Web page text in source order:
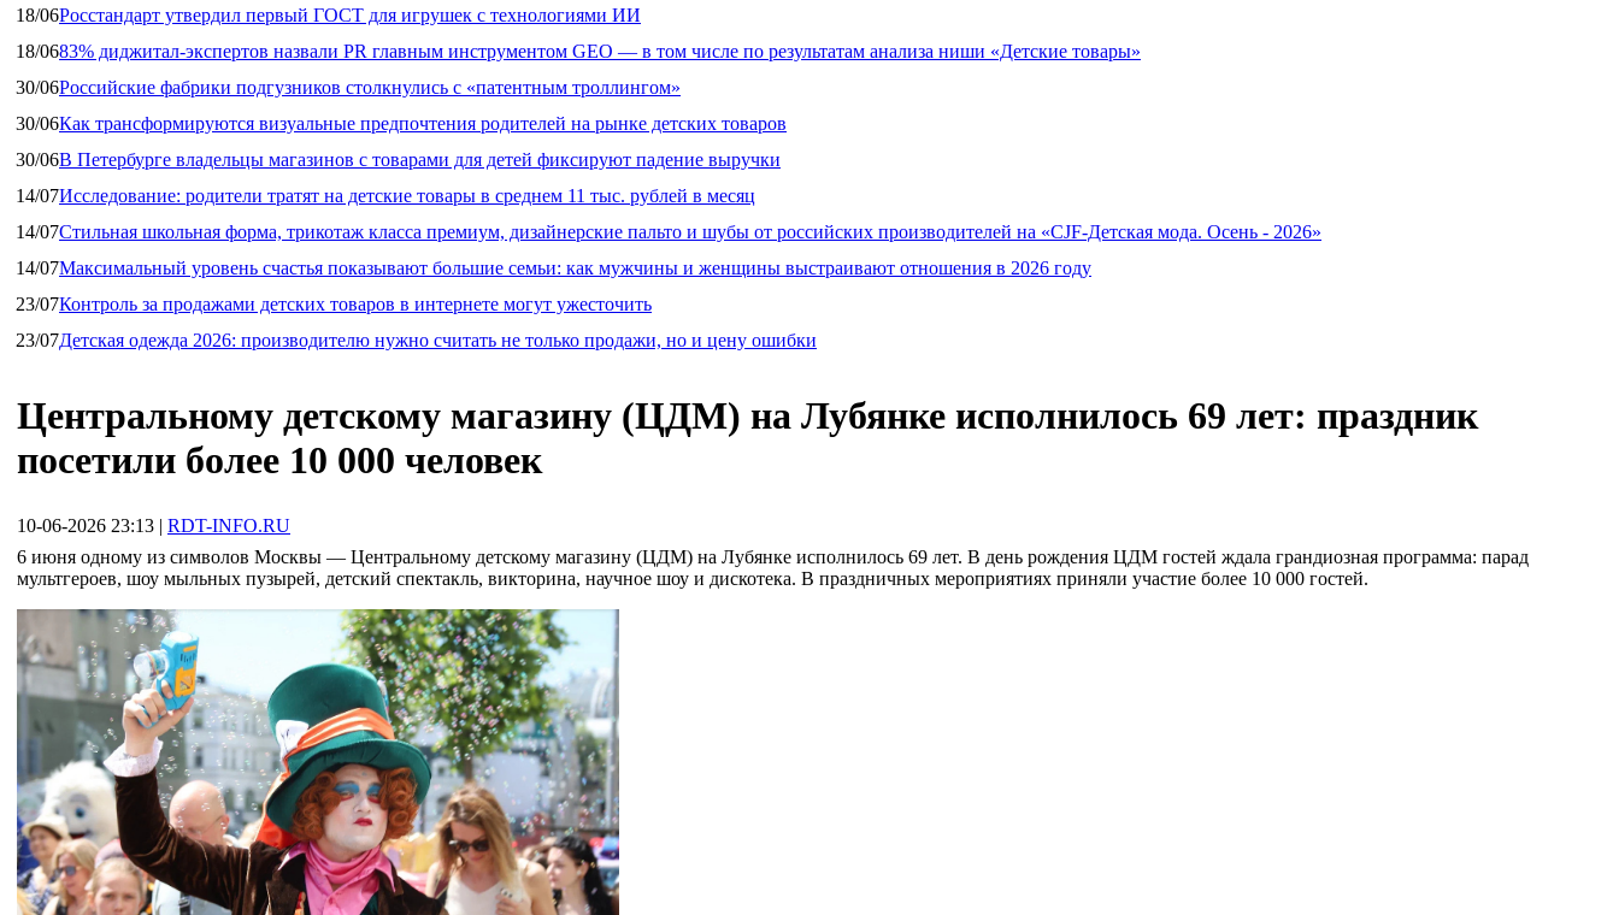
18/06Росстандарт утвердил первый ГОСТ для игрушек с технологиями ИИ
18/0683% диджитал‑экспертов назвали PR главным инструментом GEO — в том числе по результатам анализа ниши «Детские товары»
30/06Российские фабрики подгузников столкнулись с «патентным троллингом»
30/06Как трансформируются визуальные предпочтения родителей на рынке детских товаров
30/06В Петербурге владельцы магазинов с товарами для детей фиксируют падение выручки
14/07Исследование: родители тратят на детские товары в среднем 11 тыс. рублей в месяц
14/07Стильная школьная форма, трикотаж класса премиум, дизайнерские пальто и шубы от российских производителей на «CJF-Детская мода. Осень - 2026»
14/07Максимальный уровень счастья показывают большие семьи: как мужчины и женщины выстраивают отношения в 2026 году
23/07Контроль за продажами детских товаров в интернете могут ужесточить
23/07Детская одежда 2026: производителю нужно считать не только продажи, но и цену ошибки
Центральному детскому магазину (ЦДМ) на Лубянке исполнилось 69 лет: праздник
посетили более 10 000 человек
10-06-2026 23:13 | RDT-INFO.RU
6 июня одному из символов Москвы — Центральному детскому магазину (ЦДМ) на Лубянке исполнилось 69 лет. В день рождения ЦДМ гостей ждала грандиозная программа: парад
мультгероев, шоу мыльных пузырей, детский спектакль, викторина, научное шоу и дискотека. В праздничных мероприятиях приняли участие более 10 000 гостей.